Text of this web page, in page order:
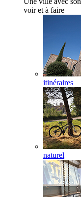
voir et à faire
itinéraires
naturel